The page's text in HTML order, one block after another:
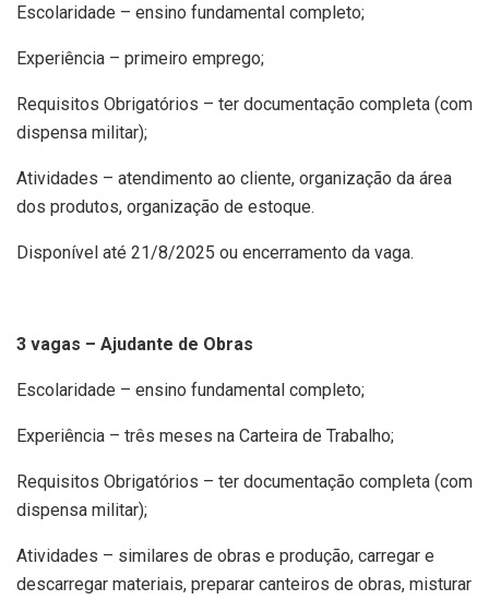
Escolaridade – ensino fundamental completo;
Experiência – primeiro emprego;
Requisitos Obrigatórios – ter documentação completa (com
dispensa militar);
Atividades – atendimento ao cliente, organização da área
dos produtos, organização de estoque.
Disponível até 21/8/2025 ou encerramento da vaga.
3 vagas – Ajudante de Obras
Escolaridade – ensino fundamental completo;
Experiência – três meses na Carteira de Trabalho;
Requisitos Obrigatórios – ter documentação completa (com
dispensa militar);
Atividades – similares de obras e produção, carregar e
descarregar materiais, preparar canteiros de obras, misturar